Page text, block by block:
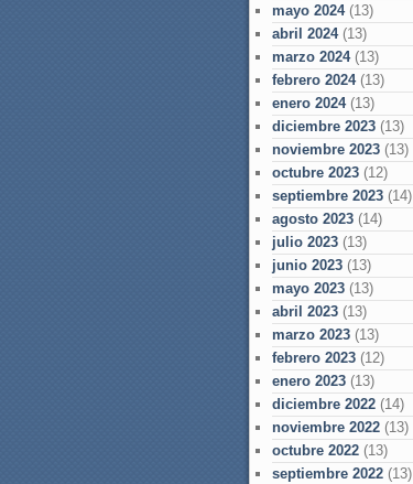
mayo 2024(13)
abril 2024(13)
marzo 2024(13)
febrero 2024(13)
enero 2024(13)
diciembre 2023 (13)
noviembre 2023 (13)
octubre 2023 (12)
septiembre 2023 (14)
agosto 2023 (14)
julio 2023 (13)
junio 2023 (13)
mayo 2023 (13)
abril 2023 (13)
marzo 2023 (13)
febrero 2023 (12)
enero 2023 (13)
diciembre 2022 (14)
noviembre 2022 (13)
octubre 2022 (13)
septiembre 2022 (13)